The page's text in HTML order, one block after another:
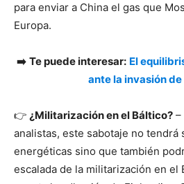
para enviar a China el gas que
Europa.
➡️ Te puede interesar: El
ante la invasión
👉 ¿Militarización en el Báltico? –
analistas, este sabotaje no tendrá
energéticas sino que también
escalada de la militarización en el